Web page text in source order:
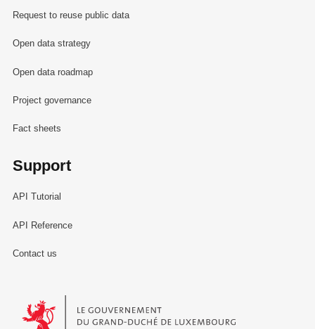
Request to reuse public data
Open data strategy
Open data roadmap
Project governance
Fact sheets
Support
API Tutorial
API Reference
Contact us
Le Gouvernement du Grand-Duché de Luxembourg - Service